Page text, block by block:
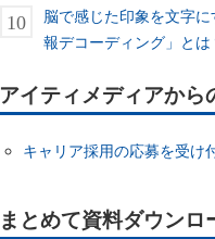
脳で感じた印象を文字
報デコーディング」とは
アイティメディアから
キャリア採用の応募を受け